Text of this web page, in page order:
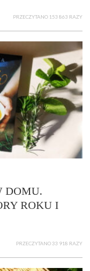
PRZECZYTANO 153 863 RAZY
DOMU.
ROKU I
PRZECZYTANO 33 918 RAZY